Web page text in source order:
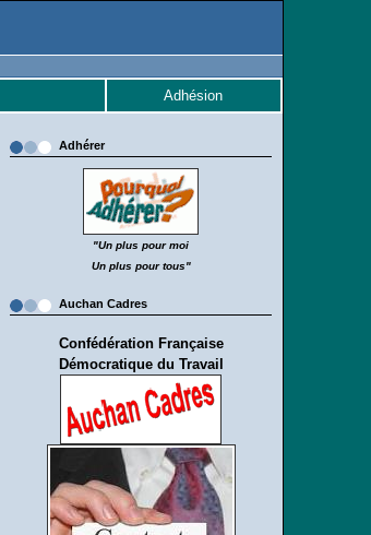
Adhésion
Adhérer
"Un plus pour moi
Un plus pour tous"
Auchan Cadres
Confédération Française
Démocratique du Travail